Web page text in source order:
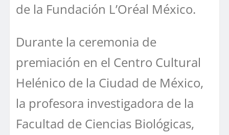
de la Fundación L’Oréal México.
Durante la ceremonia de
premiación en el Centro Cultural
Helénico de la Ciudad de México,
la profesora investigadora de la
Facultad de Ciencias Biológicas,